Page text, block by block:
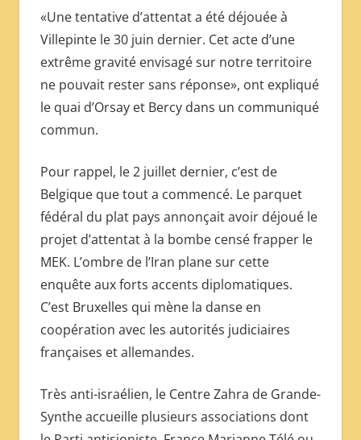
«Une tentative d’attentat a été déjouée à
Villepinte le 30 juin dernier. Cet acte d’une
extrême gravité envisagé sur notre territoire
ne pouvait rester sans réponse», ont expliqué
le quai d’Orsay et Bercy dans un communiqué
commun.
Pour rappel, le 2 juillet dernier, c’est de
Belgique que tout a commencé. Le parquet
fédéral du plat pays annonçait avoir déjoué le
projet d’attentat à la bombe censé frapper le
MEK. L’ombre de l’Iran plane sur cette
enquête aux forts accents diplomatiques.
C’est Bruxelles qui mène la danse en
coopération avec les autorités judiciaires
françaises et allemandes.
Très anti-israélien, le Centre Zahra de Grande-
Synthe accueille plusieurs associations dont